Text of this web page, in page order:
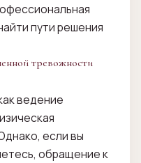
пути решения
тревожности
ведение
если вы
обращение к